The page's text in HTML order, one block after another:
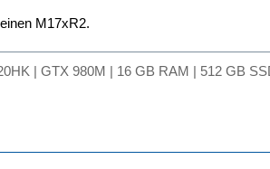
M17xR2.
| GTX 980M | 16 GB RAM | 512 GB